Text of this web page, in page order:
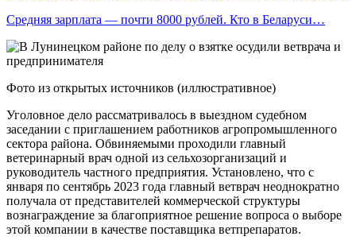
Средняя зарплата — почти 8000 рублей. Кто в Беларуси…
Фото из открытых источников (иллюстративное)
Уголовное дело рассматривалось в выездном судебном
заседании с приглашением работников агропромышленного
сектора района. Обвиняемыми проходили главный
ветеринарный врач одной из сельхозорганизаций и
руководитель частного предприятия. Установлено, что с
января по сентябрь 2023 года главный ветврач неоднократно
получала от представителей коммерческой структуры
вознаграждение за благоприятное решение вопроса о выборе
этой компании в качестве поставщика ветпрепаратов.